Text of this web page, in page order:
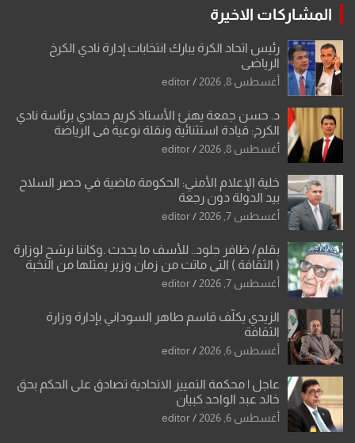
المشاركات الاخيرة
رئيس اتحاد الكرة يبارك انتخابات إدارة نادي الكرخ
الرياضي
أغسطس 8, 2026 editor
د. حسن جمعة يهنئ الأستاذ كريم حمادي برئاسة نادي
الكرخ: قيادة استثنائية ونقلة نوعية في الرياضة
العراقية
أغسطس 8, 2026 editor
خلية الإعلام الأمني: الحكومة ماضية في حصر السلاح
بيد الدولة دون رجعة
أغسطس 7, 2026 editor
بقلم/ ظافر جلود.. للأسف ما يحدث .وكاننا نرشح لوزارة
( الثقافة ) التي ماتت من زمان وزير يمثلها من النخبة
والإرث العظيم للثقافة العراقية..
أغسطس 7, 2026 editor
الزيدي يكلّف قاسم طاهر السوداني بإدارة وزارة
الثقافة
أغسطس 6, 2026 editor
عاجل | محكمة التمييز الاتحادية تصادق على الحكم بحق
خالد عبد الواحد كبيان
أغسطس 6, 2026 editor